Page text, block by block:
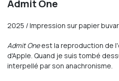
Admit Oneest la reproduction de
d'Apple. Quand je suis tombé
interpellé par son anachronisme.
2025 / Impression sur papier
Admit One